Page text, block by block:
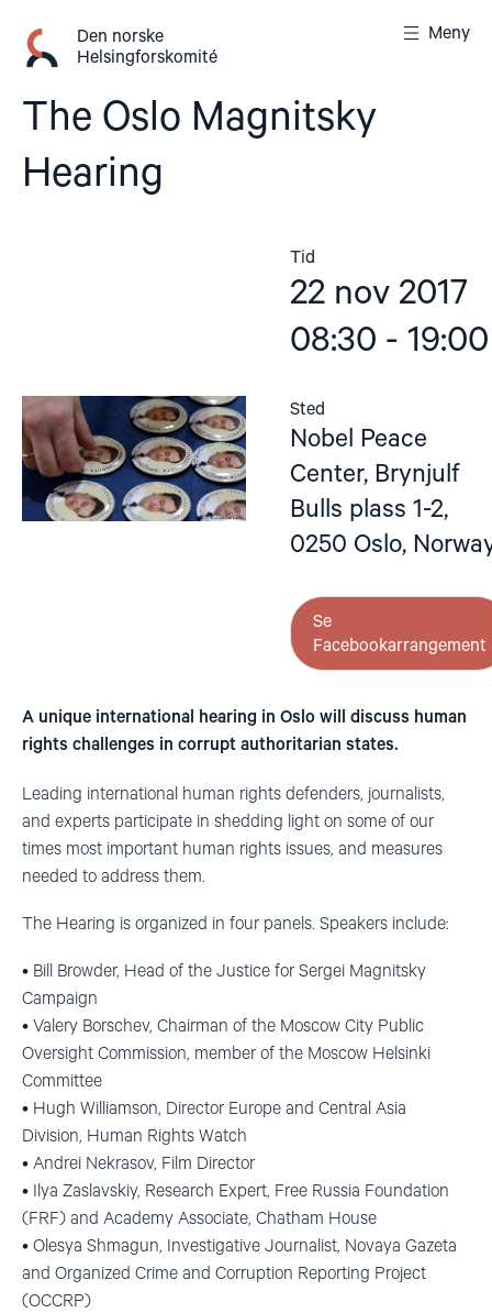
innhold
Den norske
Helsingforskomité
Meny
The Oslo Magnitsky
Hearing
Tid
22 nov 2017
08:30 - 19:00
Sted
Nobel Peace
Center, Brynjulf
Bulls plass 1-2,
0250 Oslo,
Se
Facebookarrangement
A unique international hearing in Oslo will discuss human
rights challenges in corrupt authoritarian states.
Leading international human rights defenders, journalists,
and experts participate in shedding light on some of our
times most important human rights issues, and measures
needed to address them.
The Hearing is organized in four panels. Speakers include:
• Bill Browder, Head of the Justice for Sergei Magnitsky
Campaign
• Valery Borschev, Chairman of the Moscow City Public
Oversight Commission, member of the Moscow Helsinki
Committee
• Hugh Williamson, Director Europe and Central Asia
Division, Human Rights Watch
• Andrei Nekrasov, Film Director
• Ilya Zaslavskiy, Research Expert, Free Russia Foundation
(FRF) and Academy Associate, Chatham House
• Olesya Shmagun, Investigative Journalist, Novaya Gazeta
and Organized Crime and Corruption Reporting Project
(OCCRP)